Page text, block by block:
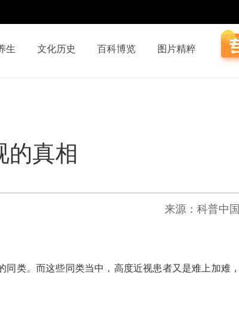
生 文化历史 百科博览 图片精粹
的真相
来源：科普中国
类。而这些同类当中，高度近视患者又是难上加难，